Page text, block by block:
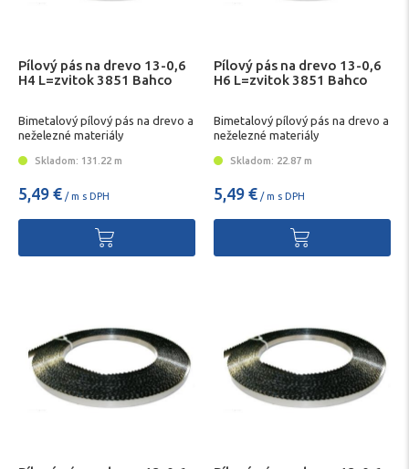
Pílový pás na drevo 13-0,6
H4 L=zvitok 3851 Bahco
Bimetalový pílový pás na drevo a
neželezné materiály
Skladom: 131.22 m
5,49 € / m s DPH
Pílový pás na drevo 13-0,6
H6 L=zvitok 3851 Bahco
Bimetalový pílový pás na drevo a
neželezné materiály
Skladom: 22.87 m
5,49 € / m s DPH